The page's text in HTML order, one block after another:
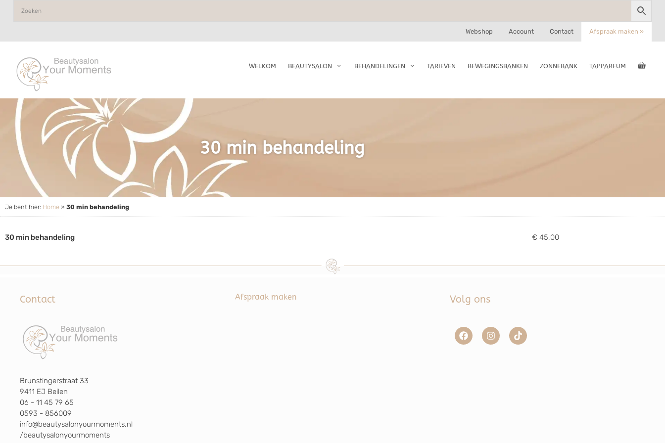
Webshop Account Contact Afspraak maken »
WELKOM BEAUTYSALON BEHANDELINGEN TARIEVEN BEWEGINGSBANKEN ZONNEBANK TAPPARFUM
30 min behandeling
Je bent hier: Home » 30 min behandeling
30 min behandeling € 45,00
Contact
Brunstingerstraat 33
9411 EJ Beilen
06 - 11 45 79 65
0593 - 856009
info@beautysalonyourmoments.nl
/beautysalonyourmoments
Afspraak maken Volg ons